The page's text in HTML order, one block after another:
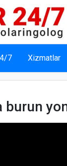
7 Xizmatlar
burun